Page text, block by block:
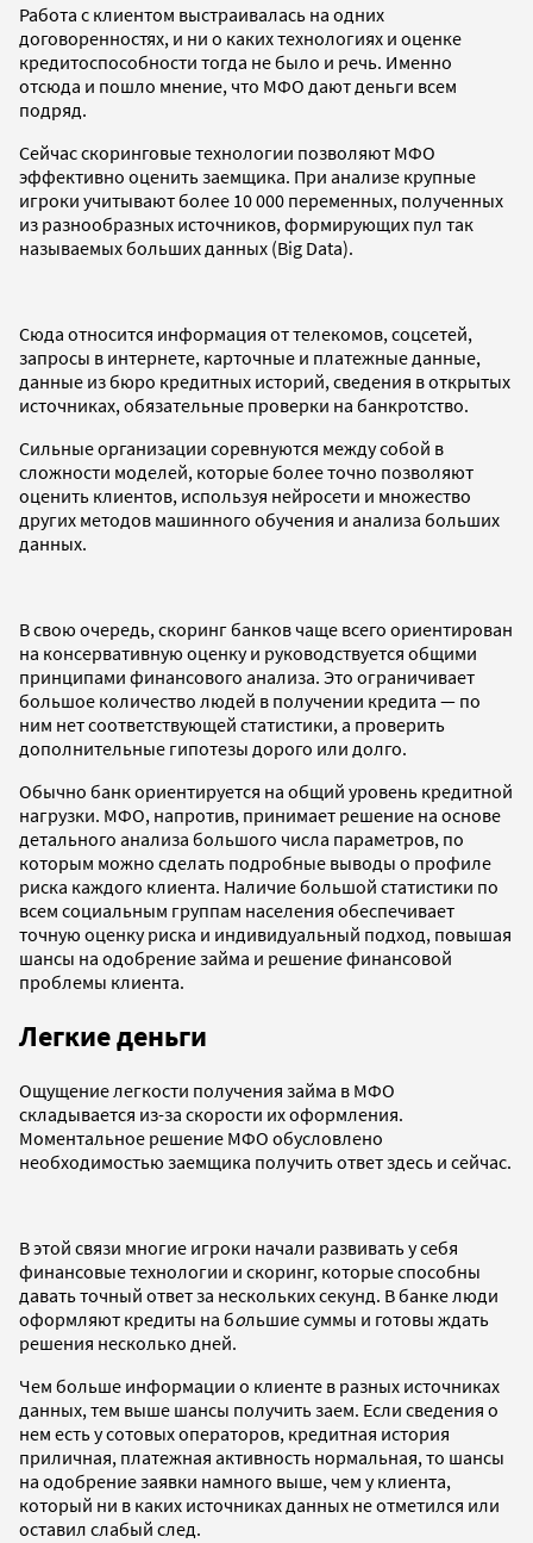
Работа с клиентом выстраивалась на одних
договоренностях, и ни о каких технологиях и оценке
кредитоспособности тогда не было и речь. Именно
отсюда и пошло мнение, что МФО дают деньги всем
подряд.
Сейчас скоринговые технологии позволяют МФО
эффективно оценить заемщика. При анализе крупные
игроки учитывают более 10 000 переменных, полученных
из разнообразных источников, формирующих пул так
называемых больших данных (Big Data).
Сюда относится информация от телекомов, соцсетей,
запросы в интернете, карточные и платежные данные,
данные из бюро кредитных историй, сведения в открытых
источниках, обязательные проверки на банкротство.
Сильные организации соревнуются между собой в
сложности моделей, которые более точно позволяют
оценить клиентов, используя нейросети и множество
других методов машинного обучения и анализа больших
данных.
В свою очередь, скоринг банков чаще всего ориентирован
на консервативную оценку и руководствуется общими
принципами финансового анализа. Это ограничивает
большое количество людей в получении кредита — по
ним нет соответствующей статистики, а проверить
дополнительные гипотезы дорого или долго.
Обычно банк ориентируется на общий уровень кредитной
нагрузки. МФО, напротив, принимает решение на основе
детального анализа большого числа параметров, по
которым можно сделать подробные выводы о профиле
риска каждого клиента. Наличие большой статистики по
всем социальным группам населения обеспечивает
точную оценку риска и индивидуальный подход, повышая
шансы на одобрение займа и решение финансовой
проблемы клиента.
Легкие деньги
Ощущение легкости получения займа в МФО
складывается из-за скорости их оформления.
Моментальное решение МФО обусловлено
необходимостью заемщика получить ответ здесь и сейчас.
В этой связи многие игроки начали развивать у себя
финансовые технологии и скоринг, которые способны
давать точный ответ за нескольких секунд. В банке люди
оформляют кредиты на большие суммы и готовы ждать
решения несколько дней.
Чем больше информации о клиенте в разных источниках
данных, тем выше шансы получить заем. Если сведения о
нем есть у сотовых операторов, кредитная история
приличная, платежная активность нормальная, то шансы
на одобрение заявки намного выше, чем у клиента,
который ни в каких источниках данных не отметился или
оставил слабый след.